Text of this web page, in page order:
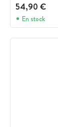
54,90 €
En stock